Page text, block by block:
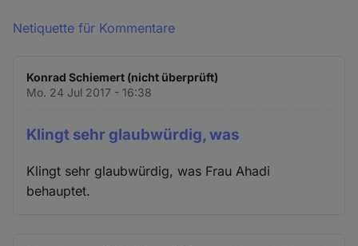
Netiquette für Kommentare
Konrad Schiemert (nicht überprüft)
Mo. 24 Jul 2017 - 16:38
Klingt sehr glaubwürdig, was
Klingt sehr glaubwürdig, was Frau Ahadi
behauptet.